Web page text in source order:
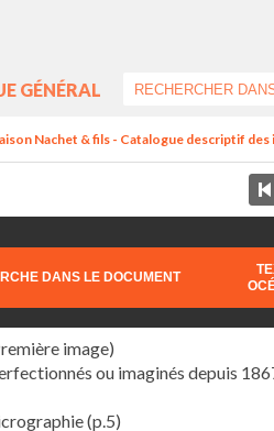
GÉNÉRAL
Nachet & fils - Catalogue descriptif
DANS LE DOCUMENT
image)
ou imaginés depuis
(p.5)